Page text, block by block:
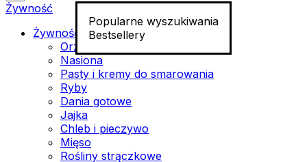
Popularne wyszukiwania
Bestsellery
Żywność
Żywność funkcjonalna
Orzechy
Nasiona
Pasty i kremy do smarowania
Ryby
Dania gotowe
Jajka
Chleb i pieczywo
Mięso
Rośliny strączkowe